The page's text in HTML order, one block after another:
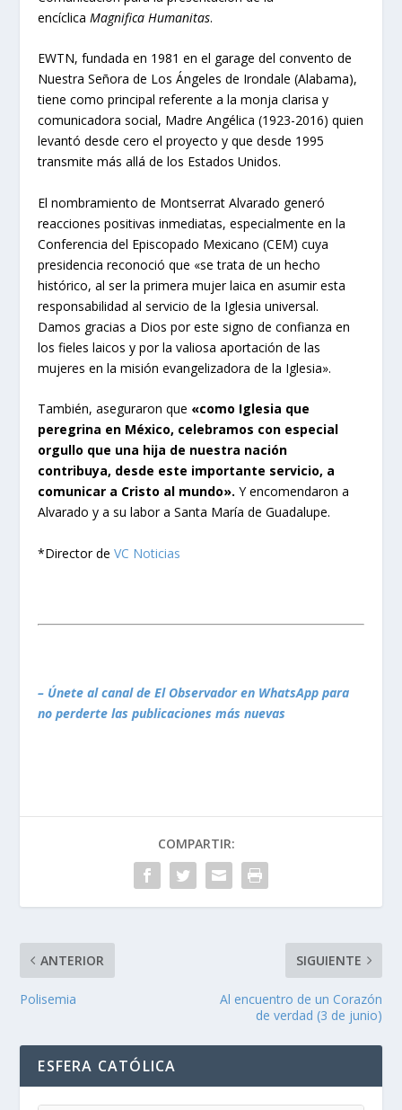
encíclicaMagnifica Humanitas.
EWTN, fundada en 1981 en el garage del convento de
Nuestra Señora de Los Ángeles de Irondale (Alabama),
tiene como principal referente a la monja clarisa y
comunicadora social, Madre Angélica (1923-2016) quien
levantó desde cero el proyecto y que desde 1995
transmite más allá de los Estados Unidos.
El nombramiento de Montserrat Alvarado generó
reacciones positivas inmediatas, especialmente en la
Conferencia del Episcopado Mexicano (CEM) cuya
presidencia reconoció que «se trata de un hecho
histórico, al ser la primera mujer laica en asumir esta
responsabilidad al servicio de la Iglesia universal.
Damos gracias a Dios por este signo de confianza en
los fieles laicos y por la valiosa aportación de las
mujeres en la misión evangelizadora de la Iglesia».
También, aseguraron que «como Iglesia que
peregrina en México, celebramos con especial
orgullo que una hija de nuestra nación
contribuya, desde este importante servicio, a
comunicar a Cristo al mundo». Y encomendaron a
Alvarado y a su labor a Santa María de Guadalupe.
*Director deVC Noticias
– Únete al canal de El Observador en WhatsApp para
no perderte las publicaciones más nuevas
COMPARTIR:
ANTERIOR
Polisemia
SIGUIENTE
Al encuentro de un Corazón
de verdad (3 de junio)
ESFERA CATÓLICA